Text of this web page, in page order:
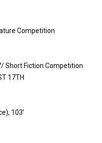
Competition
Short Fiction Competition
17TH
103’